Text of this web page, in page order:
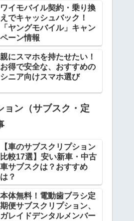
ワイモバイル契約・乗り換
えでキャッシュバック！
「ヤングモバイル」キャン
ペーン情報
親にスマホを持たせたい！
お得で安全な、おすすめの
シニア向けスマホ選び
ョン（サブスク・定
【車のサブスクリプション
比較17選】安い新車・中古
車サブスクは？おすすめ
は？
本体無料！電動歯ブラシ定
期便サブスクリプション、
ガレイドデンタルメンバー